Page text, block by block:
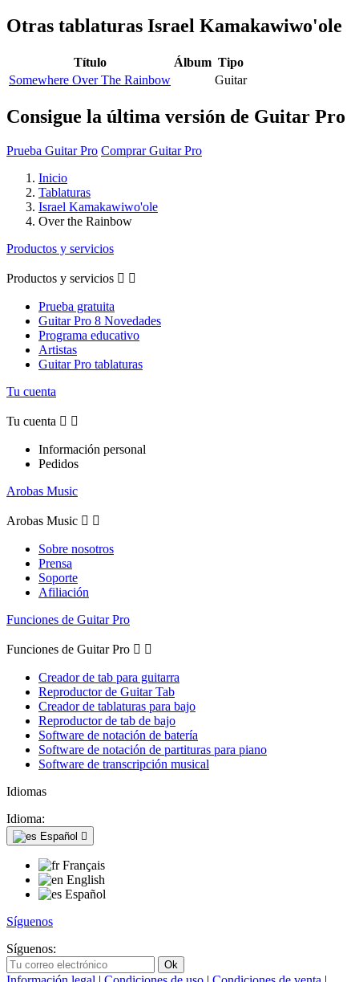
Otras tablaturas Israel Kamakawiwo'ole
Título Álbum Tipo
Somewhere Over The Rainbow
Guitar
Consigue la última versión de Guitar Pro
Prueba Guitar Pro Comprar Guitar Pro
Inicio
Tablaturas
Israel Kamakawiwo'ole
Over the Rainbow
Productos y servicios
Productos y servicios  
Prueba gratuita
Guitar Pro 8 Novedades
Programa educativo
Artistas
Guitar Pro tablaturas
Tu cuenta
Tu cuenta  
Información personal
Pedidos
Arobas Music
Arobas Music  
Sobre nosotros
Prensa
Soporte
Afiliación
Funciones de Guitar Pro
Funciones de Guitar Pro  
Creador de tab para guitarra
Reproductor de Guitar Tab
Creador de tablaturas para bajo
Reproductor de tab de bajo
Software de notación de batería
Software de notación de partituras para piano
Software de transcripción musical
Idiomas
Idioma:
Español 
Français
English
Español
Síguenos
Síguenos: